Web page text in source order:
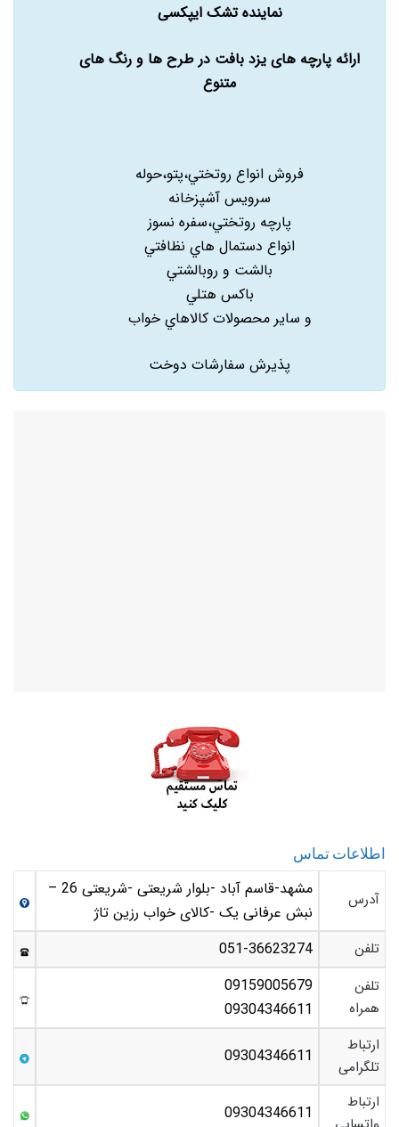
نماینده تشک ایپکسی
ارائه پارچه های یزد بافت در طرح ها و رنگ های
متنوع
فروش انواع روتختي،پتو،حوله
سرويس آشپزخانه
پارچه روتختي،سفره نسوز
انواع دستمال هاي نظافتي
بالشت و روبالشتي
باکس هتلي
و ساير محصولات کالاهاي خواب
پذيرش سفارشات دوخت
اطلاعات تماس
آدرس
مشهد-قاسم آباد -بلوار شریعتی -شریعتی 26 –
نبش عرفانی یک -کالای خواب رزین تاژ
تلفن 051-36623274
تلفن
همراه
09159005679
09304346611
ارتباط
تلگرامی
09304346611
ارتباط
09304346611